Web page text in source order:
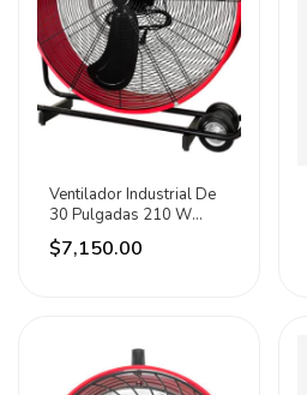
Ventilador Industrial De
30 Pulgadas 210 W
Urrea 76.2 Cm 60 Hz
Rojo Negro Aluminio 3
$7,150.00